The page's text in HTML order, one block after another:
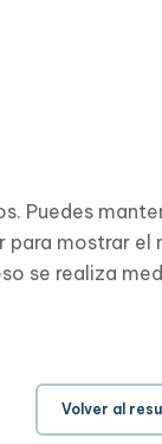
Puedes
mostrar
se realiza
Volver al